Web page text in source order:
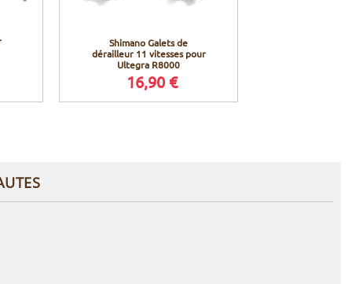
Shimano Galets de
dérailleur 11 vitesses pour
Ultegra R8000
16,90 €